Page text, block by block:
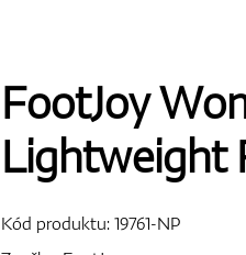
FootJoy
Lightweight
Kód produktu:19761-NP